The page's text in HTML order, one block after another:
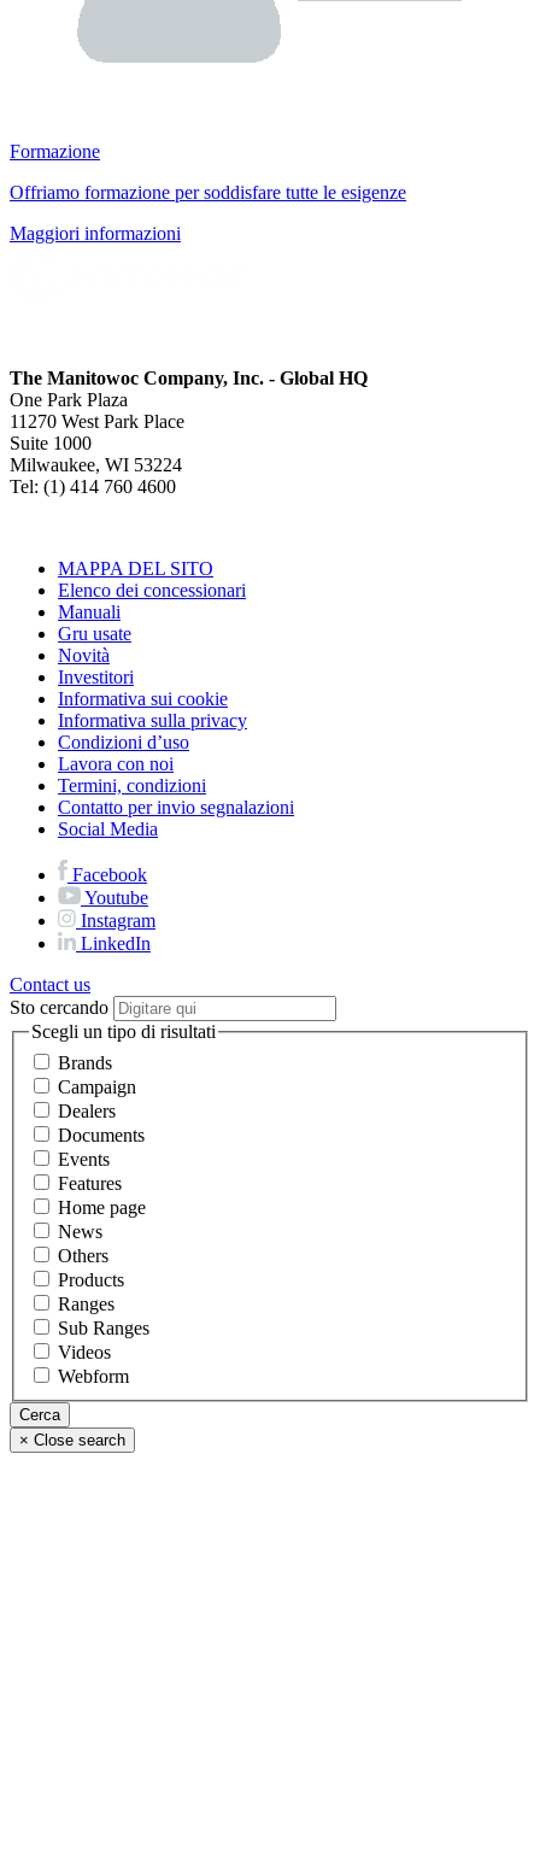
Formazione
Offriamo formazione per soddisfare tutte le esigenze
Maggiori informazioni
The Manitowoc Company, Inc. - Global HQ
One Park Plaza
11270 West Park Place
Suite 1000
Milwaukee, WI 53224
Tel: (1) 414 760 4600
MAPPA DEL SITO
Elenco dei concessionari
Manuali
Gru usate
Novità
Investitori
Informativa sui cookie
Informativa sulla privacy
Condizioni d’uso
Lavora con noi
Termini, condizioni
Contatto per invio segnalazioni
Social Media
Facebook
Youtube
Instagram
LinkedIn
Contact us
Sto cercando
Scegli un tipo di risultati
Brands
Campaign
Dealers
Documents
Events
Features
Home page
News
Others
Products
Ranges
Sub Ranges
Videos
Webform
× Close search